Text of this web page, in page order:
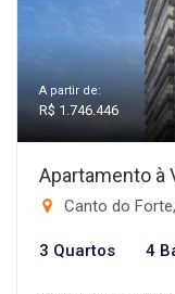
A partir de:
R$ 1.746.446
Apartamento à
Canto do
3 Quartos 4